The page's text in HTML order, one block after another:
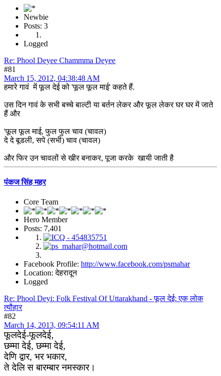
Newbie
Posts: 3
Logged
Re: Phool Deyee Chammma Deyee
#81
March 15, 2012, 04:38:48 AM
हमारे गावं में फूल देई को 'फूल फूल माई' कहते हैं.
उस दिन गावं के सभी बच्चे बाल्टी या बर्तन लेकर और फूल लेकर घर घर में जाते
हैं और
'फूल फूल माई, फुल फुल चाव (चावल)
दे दे बूडली, सपे (सभी) चाव (चावल)
और फिर उन चावलों से खीर बनाकर, पूजा करके खायी जाती है
पंकज सिंह महर
Core Team
Hero Member
Posts: 7,401
Facebook Profile: http://www.facebook.com/psmahar
Location: देहरादून
Logged
Re: Phool Deyi: Folk Festival Of Uttarakhand - फूल देई: एक लोक
त्यौहार
#82
March 14, 2013, 09:54:11 AM
फूलदेई-फूलदेई,
छम्मा देई, छम्मा देई,
देणि द्वार, भर भकार,
ते देलि स बारम्बार नमस्कार।